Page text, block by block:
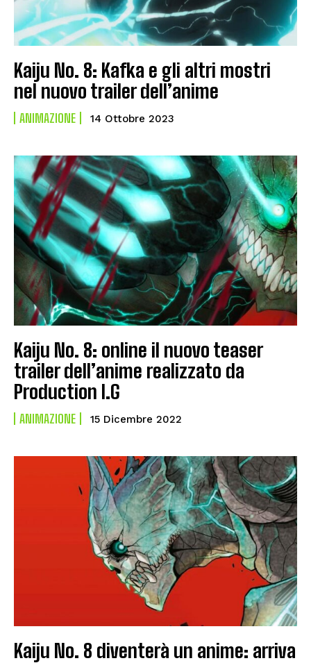
Kaiju No. 8: Kafka e gli altri mostri
nel nuovo trailer dell’anime
ANIMAZIONE 14 Ottobre 2023
Kaiju No. 8: online il nuovo teaser
trailer dell’anime realizzato da
Production I.G
ANIMAZIONE 15 Dicembre 2022
Kaiju No. 8 diventerà un anime: arriva